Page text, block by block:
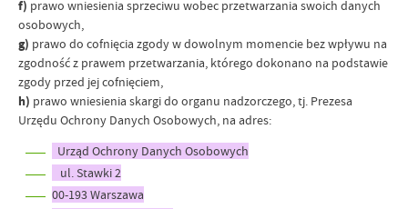
f) prawo wniesienia sprzeciwu wobec przetwarzania swoich danych
osobowych,
g) prawo do cofnięcia zgody w dowolnym momencie bez wpływu na
zgodność z prawem przetwarzania, którego dokonano na podstawie
zgody przed jej cofnięciem,
h) prawo wniesienia skargi do organu nadzorczego, tj. Prezesa
Urzędu Ochrony Danych Osobowych, na adres:
Urząd Ochrony Danych Osobowych
ul. Stawki 2
00-193 Warszawa